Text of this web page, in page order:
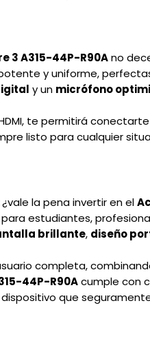
3 A315-44P-R90Ano
y uniforme,
y un micrófono
te permitirá
listo para cualquier
la pena invertir en el
estudiantes,
brillante, diseño
completa,
44P-R90Acumple con
que